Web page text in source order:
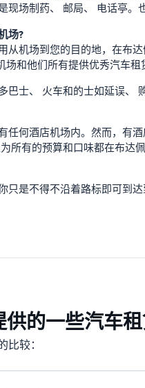
现场制药、 邮局、 电话亭。
场?
从机场到您的目的地，在布
和他们所有提供优秀汽车租
巴士、 火车和的士如延误、
任何酒店机场内。然而，有
所有的预算和口味都在布达佩
只是不得不沿着路标即可到
的一些汽车
较：